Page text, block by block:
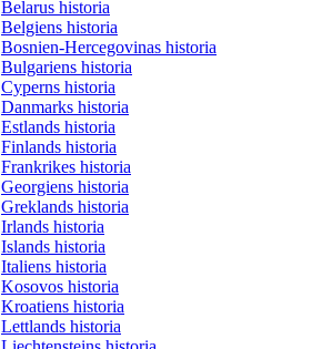
Belarus historia
Belgiens historia
Bosnien-Hercegovinas historia
Bulgariens historia
Cyperns historia
Danmarks historia
Estlands historia
Finlands historia
Frankrikes historia
Georgiens historia
Greklands historia
Irlands historia
Islands historia
Italiens historia
Kosovos historia
Kroatiens historia
Lettlands historia